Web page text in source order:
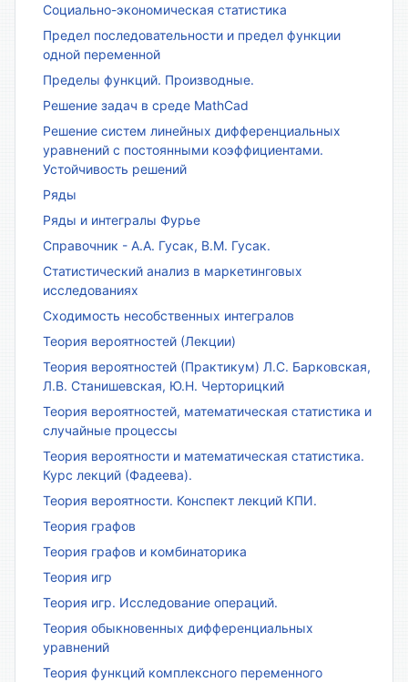
Социально-экономическая статистика
Предел последовательности и предел функции
одной переменной
Пределы функций. Производные.
Решение задач в среде MathCad
Решение систем линейных дифференциальных
уравнений с постоянными коэффициентами.
Устойчивость решений
Ряды
Ряды и интегралы Фурье
Справочник - А.А. Гусак, В.М. Гусак.
Статистический анализ в маркетинговых
исследованиях
Сходимость несобственных интегралов
Теория вероятностей (Лекции)
Теория вероятностей (Практикум) Л.С. Барковская,
Л.В. Станишевская, Ю.Н. Черторицкий
Теория вероятностей, математическая статистика и
случайные процессы
Теория вероятности и математическая статистика.
Курс лекций (Фадеева).
Теория вероятности. Конспект лекций КПИ.
Теория графов
Теория графов и комбинаторика
Теория игр
Теория игр. Исследование операций.
Теория обыкновенных дифференциальных
уравнений
Теория функций комплексного переменного